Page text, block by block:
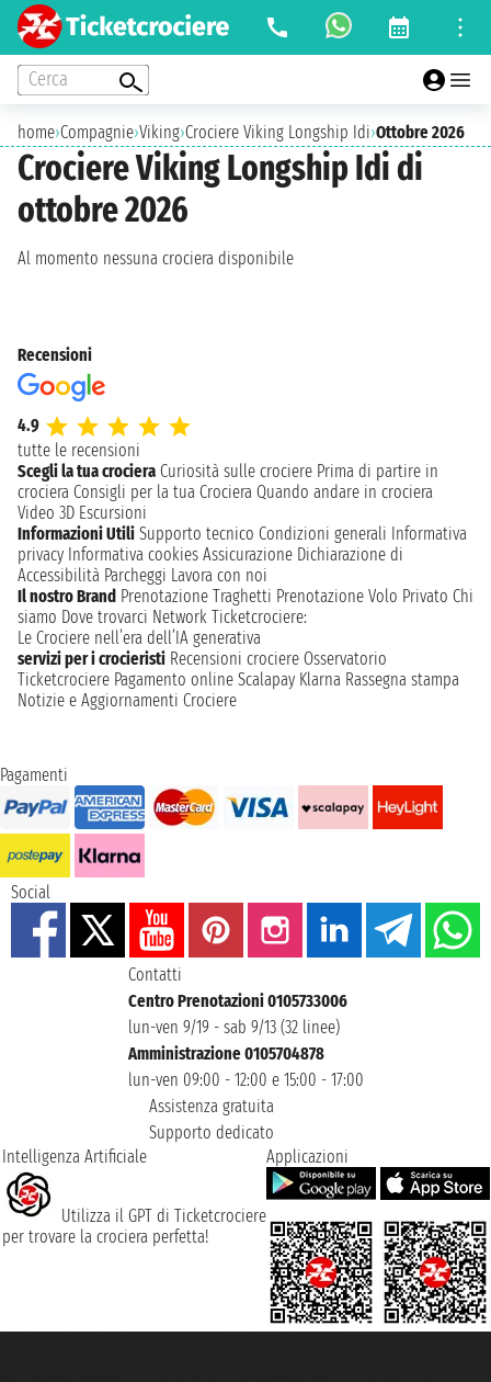
Cerca
home›Compagnie›Viking›Crociere Viking Longship Idi›Ottobre 2026
Crociere Viking Longship Idi di
ottobre 2026
Al momento nessuna crociera disponibile
Recensioni
4.9
tutte le recensioni
Scegli la tua crociera Curiosità sulle crociere Prima di partire in
crociera Consigli per la tua Crociera Quando andare in crociera
Video 3D Escursioni
Informazioni Utili Supporto tecnico Condizioni generali Informativa
privacy Informativa cookies Assicurazione Dichiarazione di
Accessibilità Parcheggi Lavora con noi
Il nostro Brand Prenotazione Traghetti Prenotazione Volo Privato Chi
siamo Dove trovarci Network Ticketcrociere:
Le Crociere nell’era dell’IA generativa
servizi per i crocieristi Recensioni crociere Osservatorio
Ticketcrociere Pagamento online Scalapay Klarna Rassegna stampa
Notizie e Aggiornamenti Crociere
Pagamenti
Social
Contatti
Centro Prenotazioni 0105733006
lun-ven 9/19 - sab 9/13 (32 linee)
Amministrazione 0105704878
lun-ven 09:00 - 12:00 e 15:00 - 17:00
Assistenza gratuita
Supporto dedicato
Intelligenza Artificiale
Utilizza il GPT di Ticketcrociere
per trovare la crociera perfetta!
Applicazioni